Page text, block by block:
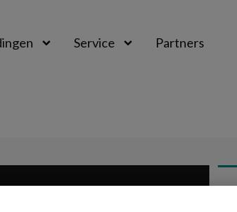
Service Partners